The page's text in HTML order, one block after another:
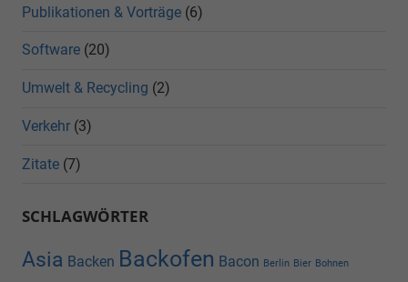
Publikationen & Vorträge (6)
Software (20)
Umwelt & Recycling (2)
Verkehr (3)
Zitate (7)
SCHLAGWÖRTER
Asia Backen Backofen Bacon Berlin Bier Bohnen